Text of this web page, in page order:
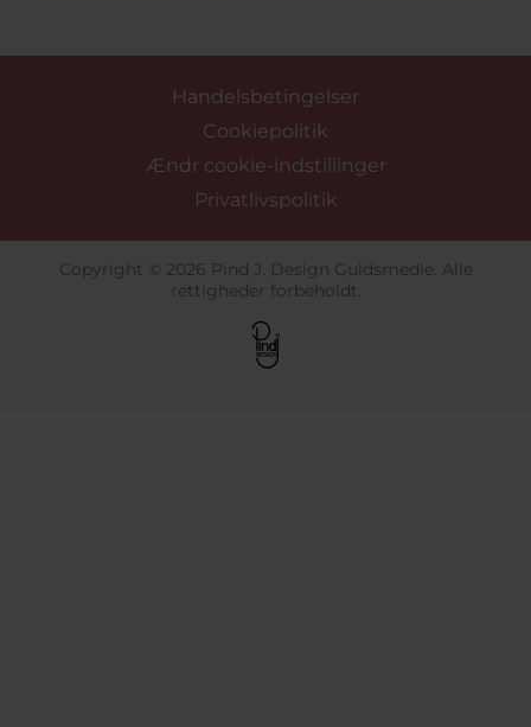
Handelsbetingelser
Cookiepolitik
Ændr cookie-indstillinger
Privatlivspolitik
Copyright © 2026 Pind J. Design Guldsmedie. Alle
rettigheder forbeholdt.